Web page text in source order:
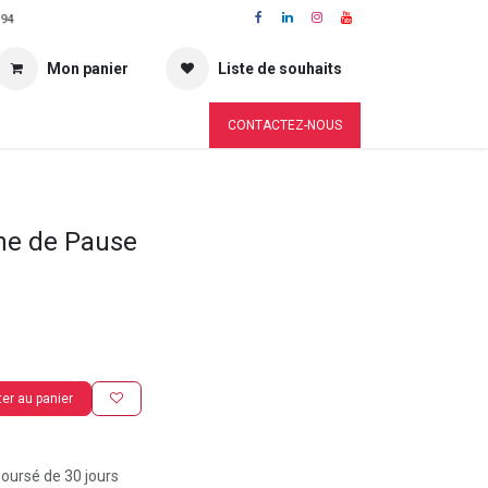
Mon panier Liste de souhaits
CONTACTEZ-NOUS
de Pause
au panier
de 30 jours